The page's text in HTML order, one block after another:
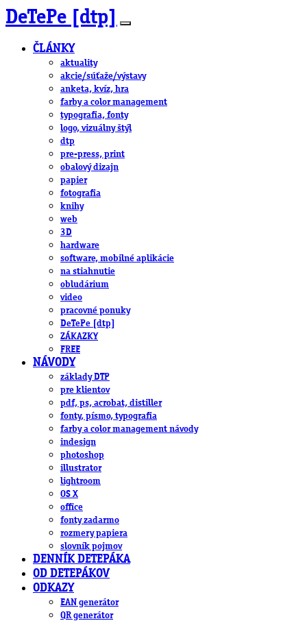
DeTePe [dtp]
ČLÁNKY
aktuality
akcie/súťaže/výstavy
anketa, kvíz, hra
farby a color management
typografia, fonty
logo, vizuálny štýl
dtp
pre-press, print
obalový dizajn
papier
fotografia
knihy
web
3D
hardware
software, mobilné aplikácie
na stiahnutie
obludárium
video
pracovné ponuky
DeTePe [dtp]
ZÁKAZKY
FREE
NÁVODY
základy DTP
pre klientov
pdf, ps, acrobat, distiller
fonty, písmo, typografia
farby a color management návody
indesign
photoshop
illustrator
lightroom
OS X
office
fonty zadarmo
rozmery papiera
slovník pojmov
DENNÍK DETEPÁKA
OD DETEPÁKOV
ODKAZY
EAN generátor
QR generátor